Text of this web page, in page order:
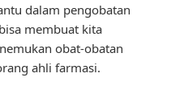
dalam pengobatan
membuat kita
obat-obatan
ahli farmasi.